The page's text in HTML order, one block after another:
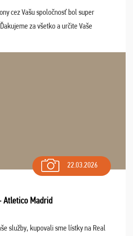
cez Vašu spoločnosť bol super
za všetko a určite Vaše
22.03.2026
Atletico Madrid
služby, kupovali sme lístky na Real